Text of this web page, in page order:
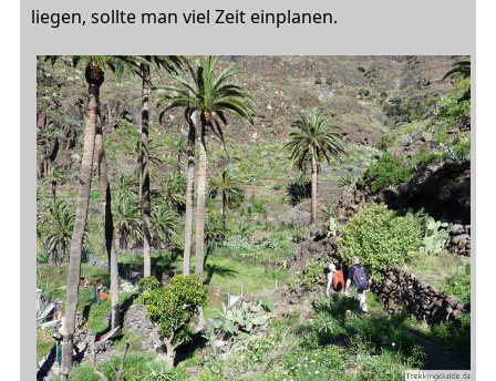
liegen, sollte man viel Zeit einplanen.